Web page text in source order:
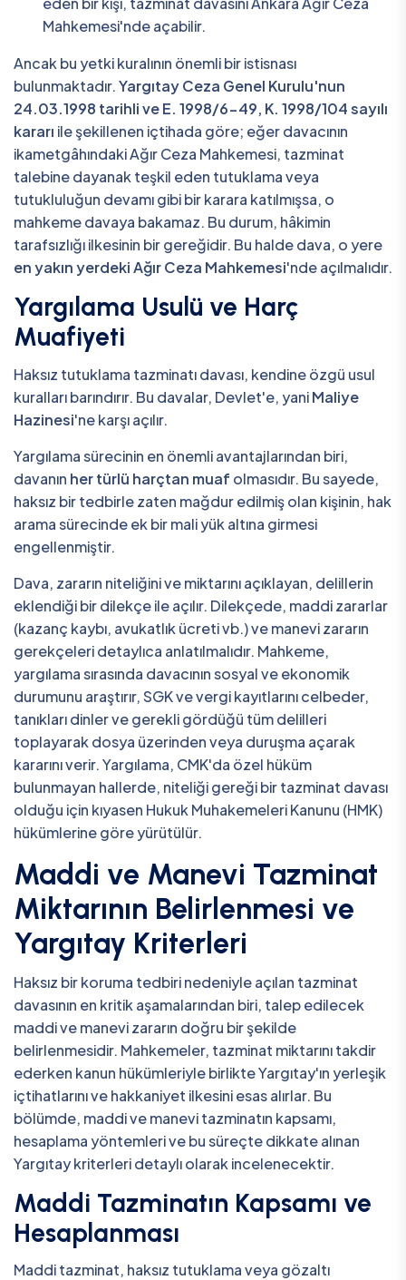
Mahkemesi'nde açabilir.
Ancak bu yetki kuralının önemli bir istisnası
bulunmaktadır.Yargıtay Ceza Genel Kurulu'nun
24.03.1998 tarihli ve E. 1998/6-49, K. 1998/104 sayılı
kararı ile şekillenen içtihada göre; eğer davacının
ikametgâhındaki Ağır Ceza Mahkemesi, tazminat
talebine dayanak teşkil eden tutuklama veya
tutukluluğun devamı gibi bir karara katılmışsa, o
mahkeme davaya bakamaz. Bu durum, hâkimin
tarafsızlığı ilkesinin bir gereğidir. Bu halde dava, o yere
en yakın yerdeki Ağır Ceza Mahkemesi'nde açılmalıdır.
Yargılama Usulü ve Harç
Muafiyeti
Haksız tutuklama tazminatı davası, kendine özgü usul
kuralları barındırır. Bu davalar, Devlet'e, yaniMaliye
Hazinesi'ne karşı açılır.
Yargılama sürecinin en önemli avantajlarından biri,
davanın her türlü harçtan muaf olmasıdır. Bu sayede,
haksız bir tedbirle zaten mağdur edilmiş olan kişinin, hak
arama sürecinde ek bir mali yük altına girmesi
engellenmiştir.
Dava, zararın niteliğini ve miktarını açıklayan, delillerin
eklendiği bir dilekçe ile açılır. Dilekçede, maddi zararlar
(kazanç kaybı, avukatlık ücreti vb.) ve manevi zararın
gerekçeleri detaylıca anlatılmalıdır. Mahkeme,
yargılama sırasında davacının sosyal ve ekonomik
durumunu araştırır, SGK ve vergi kayıtlarını celbeder,
tanıkları dinler ve gerekli gördüğü tüm delilleri
toplayarak dosya üzerinden veya duruşma açarak
kararını verir. Yargılama, CMK'da özel hüküm
bulunmayan hallerde, niteliği gereği bir tazminat davası
olduğu için kıyasen Hukuk Muhakemeleri Kanunu (HMK)
hükümlerine göre yürütülür.
Maddi ve Manevi Tazminat
Miktarının Belirlenmesi ve
Yargıtay Kriterleri
Haksız bir koruma tedbiri nedeniyle açılan tazminat
davasının en kritik aşamalarından biri, talep edilecek
maddi ve manevi zararın doğru bir şekilde
belirlenmesidir. Mahkemeler, tazminat miktarını takdir
ederken kanun hükümleriyle birlikte Yargıtay'ın yerleşik
içtihatlarını ve hakkaniyet ilkesini esas alırlar. Bu
bölümde, maddi ve manevi tazminatın kapsamı,
hesaplama yöntemleri ve bu süreçte dikkate alınan
Yargıtay kriterleri detaylı olarak incelenecektir.
Maddi Tazminatın Kapsamı ve
Hesaplanması
Maddi tazminat, haksız tutuklama veya gözaltı